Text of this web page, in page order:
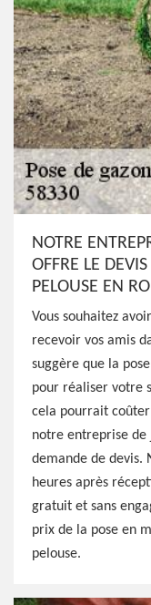
NOTRE
OFFRE LE
PELOUSE EN
Vous souhaitez
recevoir vos amis
suggère que la
pour réaliser votre
cela pourrait coûter
notre entreprise de
demande de devis.
heures après
gratuit et sans
prix de la pose en
pelouse.